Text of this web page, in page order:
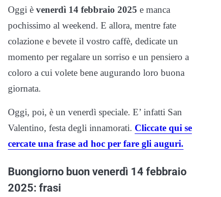
Oggi è venerdì 14 febbraio 2025 e manca
pochissimo al weekend. E allora, mentre fate
colazione e bevete il vostro caffè, dedicate un
momento per regalare un sorriso e un pensiero a
coloro a cui volete bene augurando loro buona
giornata.
Oggi, poi, è un venerdì speciale. E’ infatti San
Valentino, festa degli innamorati. Cliccate qui se
cercate una frase ad hoc per fare gli auguri.
Buongiorno buon venerdì 14 febbraio
2025: frasi